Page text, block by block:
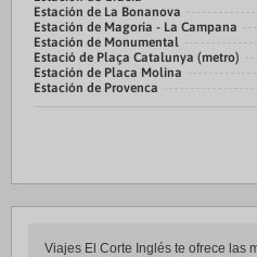
Estación de La Bonanova
Estación de Magoria - La Campana
Estación de Monumental
Estació de Plaça Catalunya (metro)
Estación de Placa Molina
Estación de Provenca
Viajes El Corte Inglés te ofrece las